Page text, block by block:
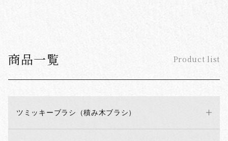
商品一覧 Product list
ツミッキーブラシ（積み木ブラシ）